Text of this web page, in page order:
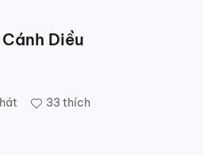
Diều
33 thích